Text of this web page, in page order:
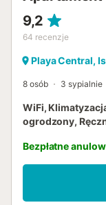
9,2
64 recenzje
Playa Central,
8 osób 3 sypialnie
WiFi,
ogrodzony,
Bezpłatne